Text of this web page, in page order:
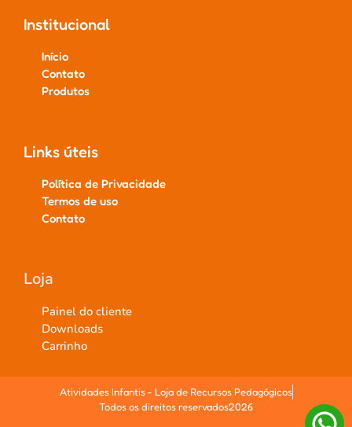
Institucional
Início
Contato
Produtos
Links úteis
Política de Privacidade
Termos de uso
Contato
Loja
Painel do cliente
Downloads
Carrinho
Atividades Infantis - Loja de Recursos Pedagógicos
Todos os direitos reservados2026